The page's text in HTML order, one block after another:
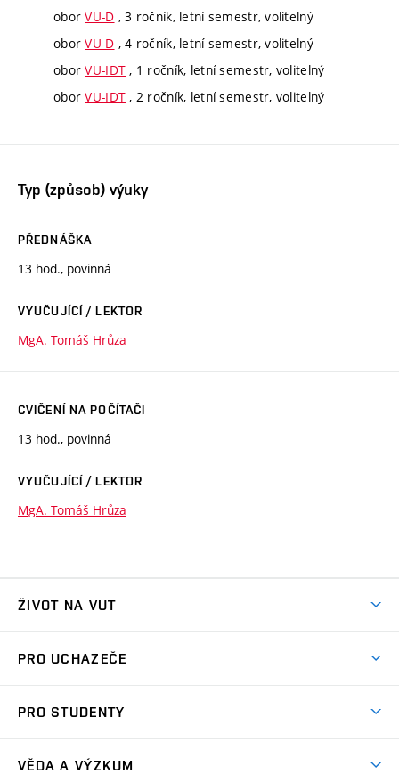
oborVU-D , 3 ročník, letní semestr, volitelný
oborVU-D , 4 ročník, letní semestr, volitelný
oborVU-IDT , 1 ročník, letní semestr, volitelný
oborVU-IDT , 2 ročník, letní semestr, volitelný
Typ (způsob) výuky
PŘEDNÁŠKA
13 hod., povinná
VYUČUJÍCÍ / LEKTOR
MgA. Tomáš Hrůza
CVIČENÍ NA POČÍTAČI
13 hod., povinná
VYUČUJÍCÍ / LEKTOR
MgA. Tomáš Hrůza
ŽIVOT NA VUT
Koleje
Sport na VUT
PRO UCHAZEČE
Dny otevřených dveří
PRO STUDENTY
VĚDA A VÝZKUM